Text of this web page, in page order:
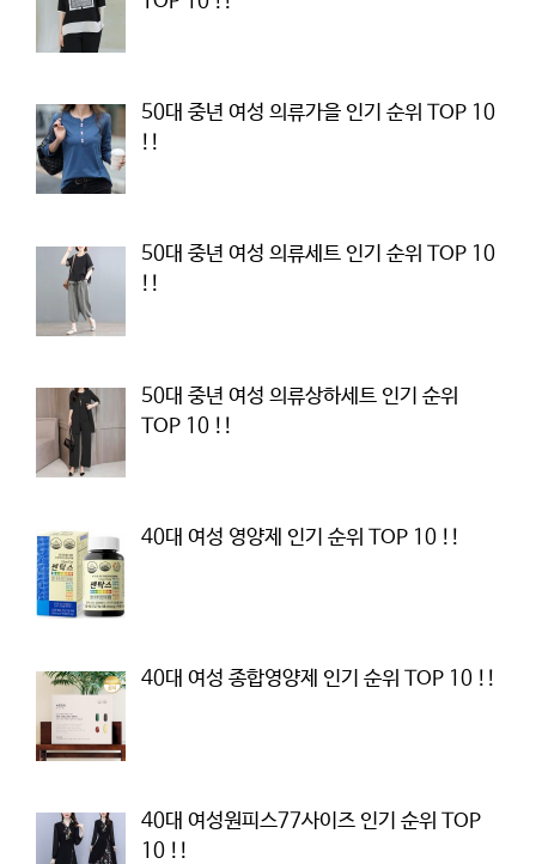
50대 중년 여성 의류가을 인기 순위 TOP 10
!!
50대 중년 여성 의류세트 인기 순위 TOP 10
!!
50대 중년 여성 의류상하세트 인기 순위
TOP 10 !!
40대 여성 영양제 인기 순위 TOP 10 !!
40대 여성 종합영양제 인기 순위 TOP 10 !!
40대 여성원피스77사이즈 인기 순위 TOP
10 !!